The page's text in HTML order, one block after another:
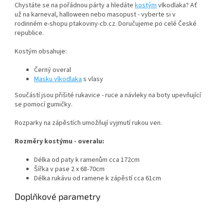
Chystáte se na pořádnou párty a hledáte kostýmvlkodlaka? Ať
už na karneval, halloween nebo masopust - vyberte si v
rodinném e-shopu ptakoviny-cb.cz. Doručujeme po celé České
republice.
Kostým obsahuje:
Černý overal
Masku vlkodlakas vlasy
Součástí jsou přišité rukavice - ruce a návleky na boty upevňující
se pomocí gumičky.
Rozparky na zápěstích umožňují vyjmutí rukou ven.
Rozměry kostýmu - overalu:
Délka od paty k ramenům cca 172cm
Šířka v pase 2 x 68-70cm
Délka rukávu od ramene k zápěstí cca 61cm
Doplňkové parametry